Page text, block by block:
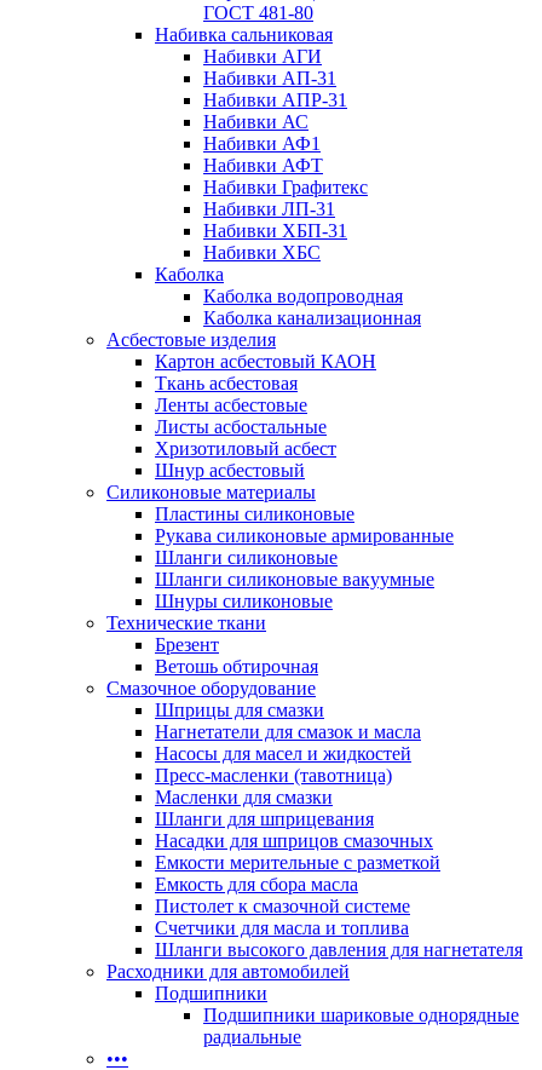
ГОСТ 481-80
Набивка сальниковая
Набивки АГИ
Набивки АП-31
Набивки АПР-31
Набивки АС
Набивки АФ1
Набивки АФТ
Набивки Графитекс
Набивки ЛП-31
Набивки ХБП-31
Набивки ХБС
Каболка
Каболка водопроводная
Каболка канализационная
Асбестовые изделия
Картон асбестовый КАОН
Ткань асбестовая
Ленты асбестовые
Листы асбостальные
Хризотиловый асбеcт
Шнур асбестовый
Силиконовые материалы
Пластины силиконовые
Рукава силиконовые армированные
Шланги силиконовые
Шланги силиконовые вакуумные
Шнуры силиконовые
Технические ткани
Брезент
Ветошь обтирочная
Смазочное оборудование
Шприцы для смазки
Нагнетатели для смазок и масла
Насосы для масел и жидкостей
Пресс-масленки (тавотница)
Масленки для смазки
Шланги для шприцевания
Насадки для шприцов смазочных
Емкости мерительные с разметкой
Емкость для сбора масла
Пистолет к смазочной системе
Счетчики для масла и топлива
Шланги высокого давления для нагнетателя
Расходники для автомобилей
Подшипники
Подшипники шариковые однорядные
радиальные
•••